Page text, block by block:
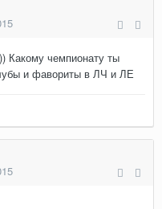
Какому чемпионату ты
и фавориты в ЛЧ и ЛЕ